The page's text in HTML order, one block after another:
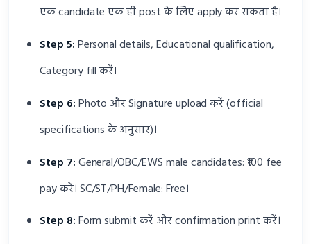
एक candidate एक ही post के लिए apply कर सकता है।
Step 5:Personal details, Educational qualification,
Category fill करें।
Step 6:Photo और Signature upload करें (official
specifications के अनुसार)।
Step 7:General/OBC/EWS male candidates: ₹100 fee
pay करें। SC/ST/PH/Female: Free।
Step 8:Form submit करें और confirmation print करें।